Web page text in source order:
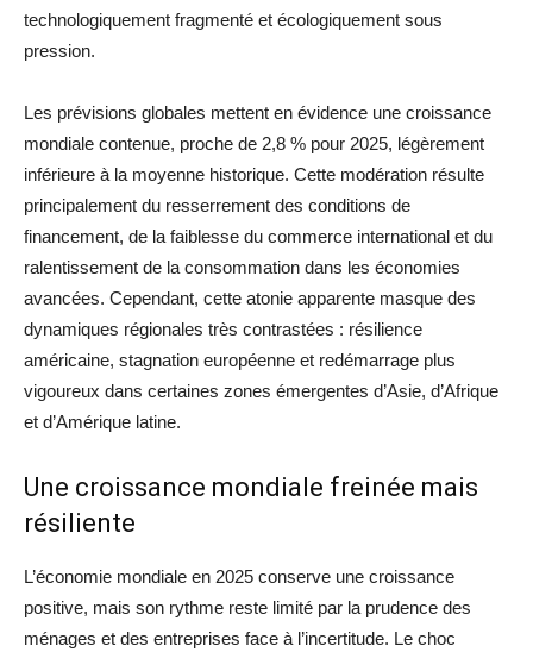
technologiquement fragmenté et écologiquement sous
pression.
Les prévisions globales mettent en évidence une croissance
mondiale contenue, proche de 2,8 % pour 2025, légèrement
inférieure à la moyenne historique. Cette modération résulte
principalement du resserrement des conditions de
financement, de la faiblesse du commerce international et du
ralentissement de la consommation dans les économies
avancées. Cependant, cette atonie apparente masque des
dynamiques régionales très contrastées : résilience
américaine, stagnation européenne et redémarrage plus
vigoureux dans certaines zones émergentes d’Asie, d’Afrique
et d’Amérique latine.
Une croissance mondiale freinée mais
résiliente
L’économie mondiale en 2025 conserve une croissance
positive, mais son rythme reste limité par la prudence des
ménages et des entreprises face à l’incertitude. Le choc